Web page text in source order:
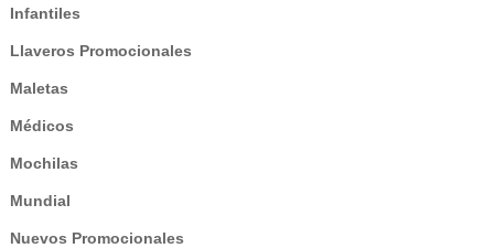
Infantiles
Llaveros Promocionales
Maletas
Médicos
Mochilas
Mundial
Nuevos Promocionales